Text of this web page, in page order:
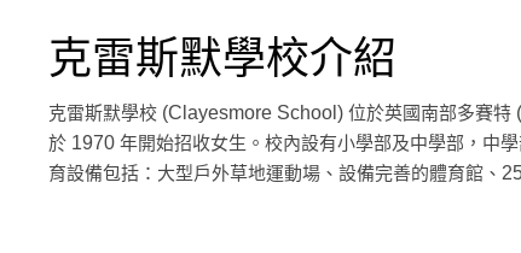
克雷斯默學校介紹
克雷斯默學校 (Clayesmore School) 位於英國南部多賽特
於 1970 年開始招收女生。校內設有小學部及中學部，中
育設備包括：大型戶外草地運動場、設備完善的體育館、